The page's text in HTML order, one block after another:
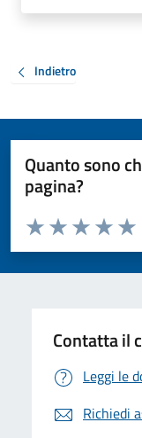
Indietro
Quanto sono
pagina?
Valuta da 1 a 5 stelle la
Valuta
Valuta 3
Valuta 2 stelle
Valuta 1 stelle su 5
Contatta il
Leggi le
Richiedi